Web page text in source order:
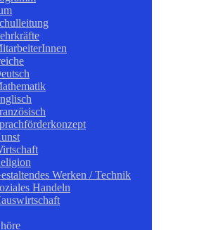
Werken / Technik
Handeln